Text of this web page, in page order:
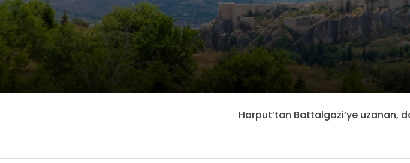
Harput’tan Battalgazi’ye uzanan,